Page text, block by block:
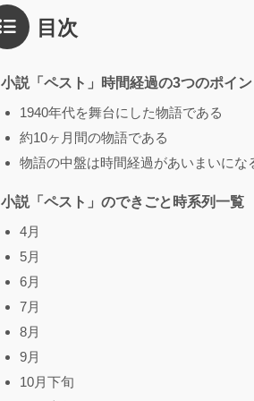
目次
小説「ペスト」時間経過の3つのポイ
1940年代を舞台にした物語である
約10ヶ月間の物語である
物語の中盤は時間経過があいまいにな
小説「ペスト」のできごと時系列一覧
4月
5月
6月
7月
8月
9月
10月下旬